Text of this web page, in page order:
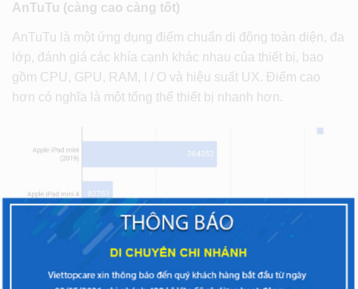
AnTuTu (càng cao càng tốt)
AnTuTu là một ứng dụng điểm chuẩn di động toàn diện, đa
lớp, đánh giá các khía cạnh khác nhau của thiết bị, bao
gồm CPU, GPU, RAM, I / O và hiệu suất UX. Điểm cao
hơn có nghĩa là một tổng thể thiết bị nhanh hơn.